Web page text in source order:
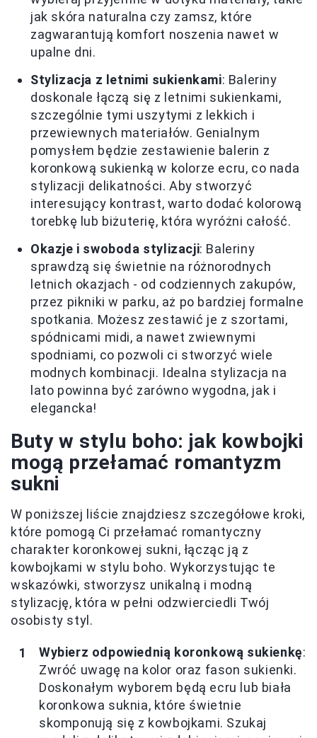
jak skóra naturalna czy zamsz, które
zagwarantują komfort noszenia nawet w
upalne dni.
Stylizacja z letnimi sukienkami: Baleriny
doskonale łączą się z letnimi sukienkami,
szczególnie tymi uszytymi z lekkich i
przewiewnych materiałów. Genialnym
pomysłem będzie zestawienie balerin z
koronkową sukienką w kolorze ecru, co nada
stylizacji delikatności. Aby stworzyć
interesujący kontrast, warto dodać kolorową
torebkę lub biżuterię, która wyróżni całość.
Okazje i swoboda stylizacji: Baleriny
sprawdzą się świetnie na różnorodnych
letnich okazjach - od codziennych zakupów,
przez pikniki w parku, aż po bardziej formalne
spotkania. Możesz zestawić je z szortami,
spódnicami midi, a nawet zwiewnymi
spodniami, co pozwoli ci stworzyć wiele
modnych kombinacji. Idealna stylizacja na
lato powinna być zarówno wygodna, jak i
elegancka!
Buty w stylu boho: jak kowbojki
mogą przełamać romantyzm
sukni
W poniższej liście znajdziesz szczegółowe kroki,
które pomogą Ci przełamać romantyczny
charakter koronkowej sukni, łącząc ją z
kowbojkami w stylu boho. Wykorzystując te
wskazówki, stworzysz unikalną i modną
stylizację, która w pełni odzwierciedli Twój
osobisty styl.
Wybierz odpowiednią koronkową sukienkę:
Zwróć uwagę na kolor oraz fason sukienki.
Doskonałym wyborem będą ecru lub biała
koronkowa suknia, które świetnie
skomponują się z kowbojkami. Szukaj